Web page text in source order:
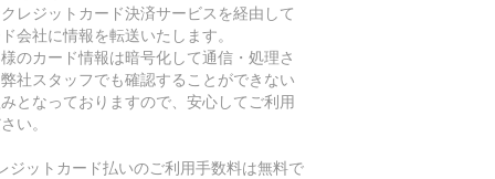
レジットカード決済サービスを経由して
会社に情報を転送いたします。
のカード情報は暗号化して通信・処理さ
社スタッフでも確認することができない
となっておりますので、安心してご利用
い。
ジットカード払いのご利用手数料は無料で